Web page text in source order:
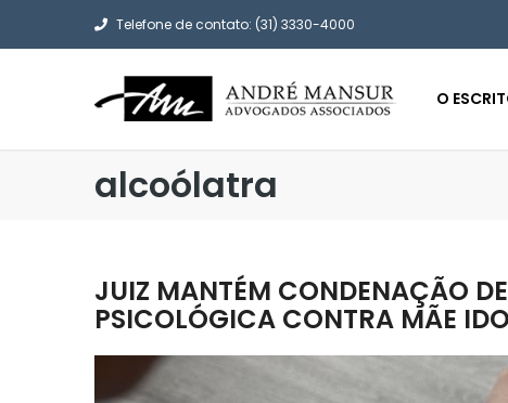
Telefone de contato: (31) 3330-4000
O
alcoólatra
JUIZ MANTÉM CONDENAÇÃO
PSICOLÓGICA CONTRA MÃE